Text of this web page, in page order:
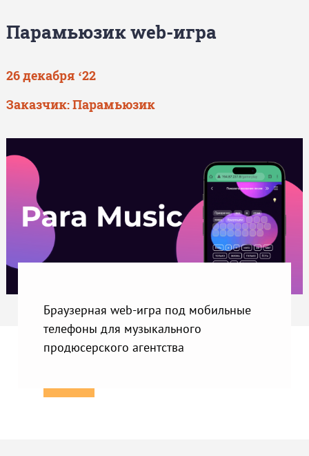
Парамьюзик web-игра
26 декабря ‘22
Заказчик: Парамьюзик
Браузерная web-игра под мобильные
телефоны для музыкального
продюсерского агентства